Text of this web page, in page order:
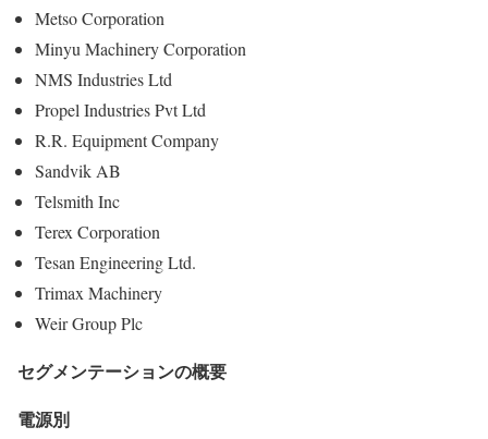
Metso Corporation
Minyu Machinery Corporation
NMS Industries Ltd
Propel Industries Pvt Ltd
R.R. Equipment Company
Sandvik AB
Telsmith Inc
Terex Corporation
Tesan Engineering Ltd.
Trimax Machinery
Weir Group Plc
セグメンテーションの概要
電源別